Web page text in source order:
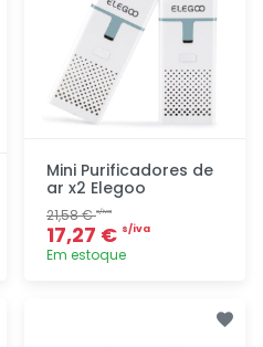
Mini Purificadores de
ar x2 Elegoo
21,58 €s/iva
17,27 € s/iva
Em estoque